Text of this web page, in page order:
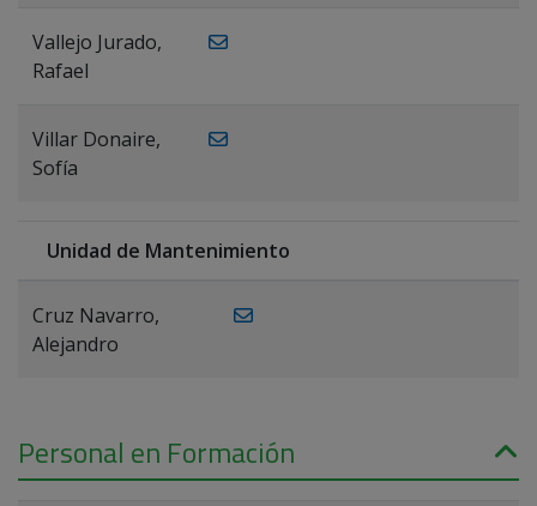
Vallejo Jurado,
Rafael
Villar Donaire,
Sofía
Unidad de Mantenimiento
Cruz Navarro,
Alejandro
Personal en Formación